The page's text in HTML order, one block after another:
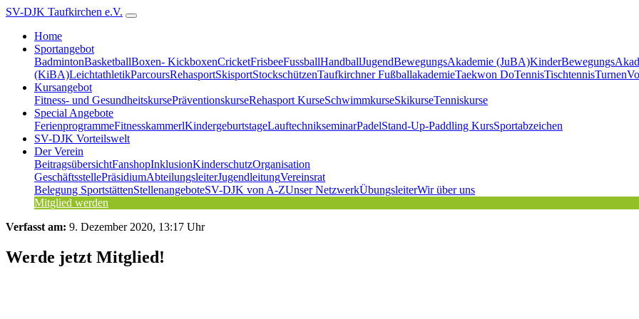
SV-DJK Taufkirchen e.V.
Home
Sportangebot
BadmintonBasketballBoxen- KickboxenCricketFrisbeeFussballHandballJugendBewegungsAkademie (JuBA)
(KiBA)LeichtathletikParcoursRehasportSkisportStockschützenTaufkirchner FußballakademieTaekwon DoTennisTischtennisTurnen
Kursangebot
Fitness- und GesundheitskursePräventionskurseRehasport KurseSchwimmkurseSkikurseTenniskurse
Special Angebote
FerienprogrammeFitnesskammerlKindergeburtstageLauftechnikseminarPadelStand-Up-Paddling KursSportabzeichen
SV-DJK Vorteilswelt
Der Verein
BeitragsübersichtFanshopInklusionKinderschutzOrganisation
GeschäftsstellePräsidiumAbteilungsleiterJugendleitungVereinsrat
Belegung SportstättenStellenangeboteSV-DJK von A-ZUnser NetzwerkÜbungsleiterWir über uns
Mitglied werden
Verfasst am: 9. Dezember 2020, 13:17 Uhr
Werde jetzt Mitglied!